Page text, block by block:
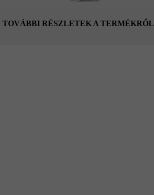
TOVÁBBI RÉSZLETEK A TERMÉKRŐL